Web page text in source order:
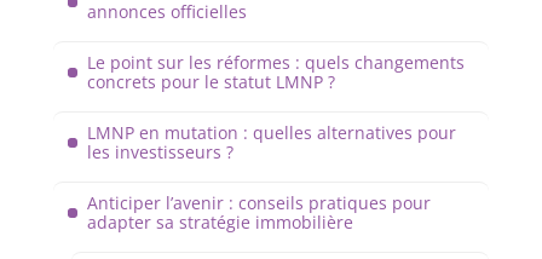
annonces officielles
Le point sur les réformes : quels changements
concrets pour le statut LMNP ?
LMNP en mutation : quelles alternatives pour
les investisseurs ?
Anticiper l’avenir : conseils pratiques pour
adapter sa stratégie immobilière